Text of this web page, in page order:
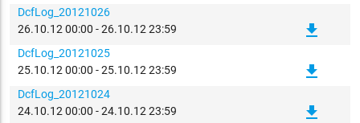
DcfLog_20121026
26.10.12 00:00 - 26.10.12 23:59
file_download
DcfLog_20121025
25.10.12 00:00 - 25.10.12 23:59
file_download
DcfLog_20121024
24.10.12 00:00 - 24.10.12 23:59
file_download